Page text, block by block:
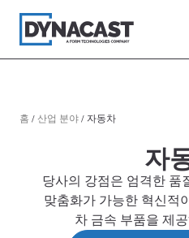
홈 / 산업 분야/ 자동차
자
당사의 강점은 엄격한 품
맞춤화가 가능한 혁신적
차 금속 부품을 제